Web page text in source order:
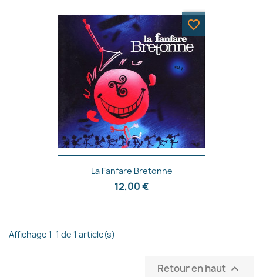
Aperçu rapide
La Fanfare Bretonne
12,00 €
favorite_border
Affichage 1-1 de 1 article(s)
Retour en haut 